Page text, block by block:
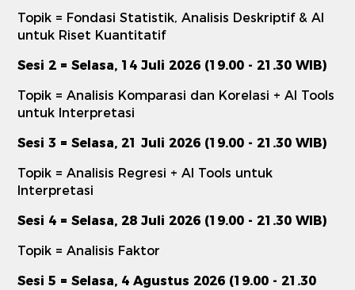
Topik = Fondasi Statistik, Analisis Deskriptif & AI
untuk Riset Kuantitatif
Sesi 2 = Selasa, 14 Juli 2026 (19.00 - 21.30 WIB)
Topik = Analisis Komparasi dan Korelasi + AI Tools
untuk Interpretasi
Sesi 3 = Selasa, 21 Juli 2026 (19.00 - 21.30 WIB)
Topik = Analisis Regresi + AI Tools untuk
Interpretasi
Sesi 4 = Selasa, 28 Juli 2026 (19.00 - 21.30 WIB)
Topik = Analisis Faktor
Sesi 5 = Selasa, 4 Agustus 2026 (19.00 - 21.30